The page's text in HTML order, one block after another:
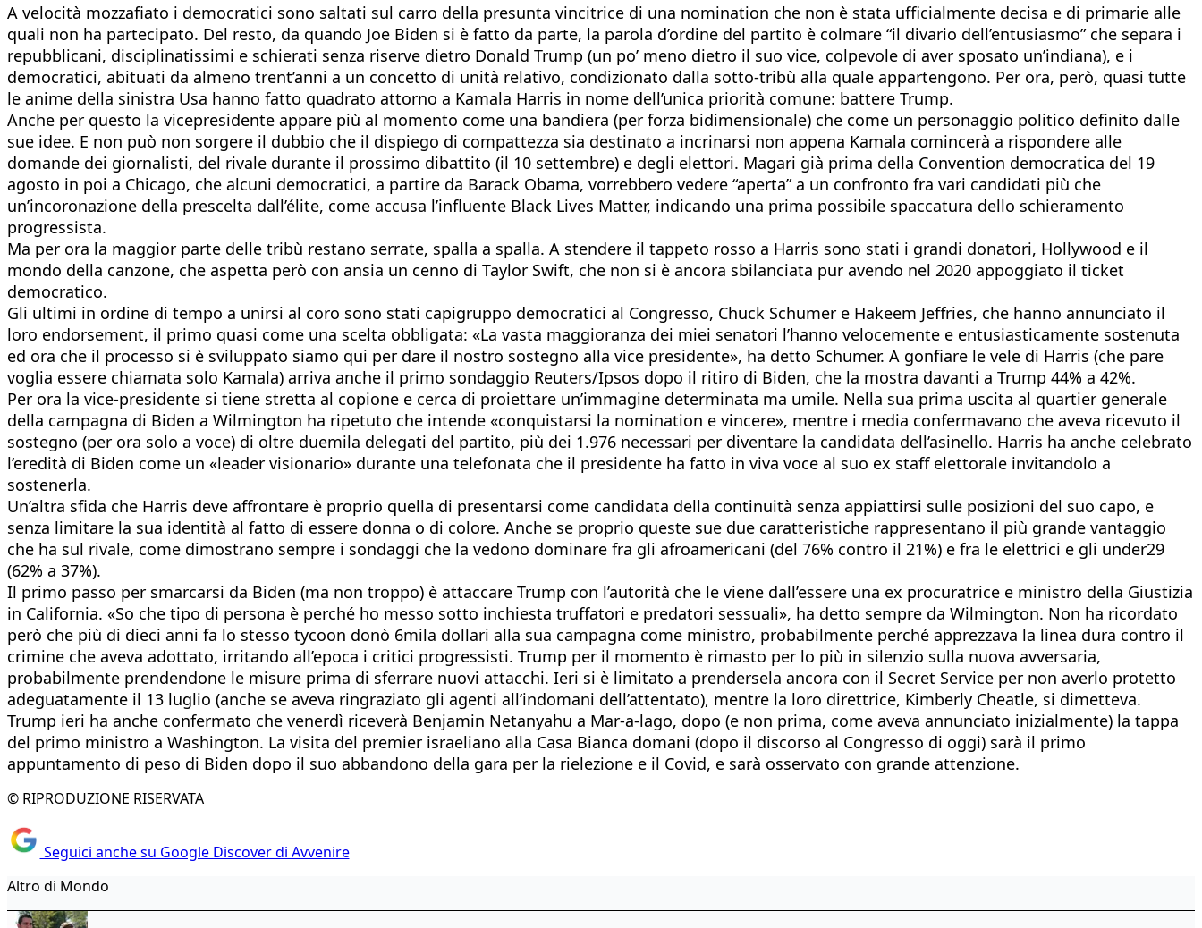
A velocità mozzafiato i democratici sono saltati sul carro della presunta vincitrice di una nomination che non è stata ufficialmente decisa e di primarie alle
quali non ha partecipato. Del resto, da quando Joe Biden si è fatto da parte, la parola d’ordine del partito è colmare “il divario dell’entusiasmo” che separa i
repubblicani, disciplinatissimi e schierati senza riserve dietro Donald Trump (un po’ meno dietro il suo vice, colpevole di aver sposato un’indiana), e i
democratici, abituati da almeno trent’anni a un concetto di unità relativo, condizionato dalla sotto-tribù alla quale appartengono. Per ora, però, quasi tutte
le anime della sinistra Usa hanno fatto quadrato attorno a Kamala Harris in nome dell’unica priorità comune: battere Trump.
Anche per questo la vicepresidente appare più al momento come una bandiera (per forza bidimensionale) che come un personaggio politico definito dalle
sue idee. E non può non sorgere il dubbio che il dispiego di compattezza sia destinato a incrinarsi non appena Kamala comincerà a rispondere alle
domande dei giornalisti, del rivale durante il prossimo dibattito (il 10 settembre) e degli elettori. Magari già prima della Convention democratica del 19
agosto in poi a Chicago, che alcuni democratici, a partire da Barack Obama, vorrebbero vedere “aperta” a un confronto fra vari candidati più che
un’incoronazione della prescelta dall’élite, come accusa l’influente Black Lives Matter, indicando una prima possibile spaccatura dello schieramento
progressista.
Ma per ora la maggior parte delle tribù restano serrate, spalla a spalla. A stendere il tappeto rosso a Harris sono stati i grandi donatori, Hollywood e il
mondo della canzone, che aspetta però con ansia un cenno di Taylor Swift, che non si è ancora sbilanciata pur avendo nel 2020 appoggiato il ticket
democratico.
Gli ultimi in ordine di tempo a unirsi al coro sono stati capigruppo democratici al Congresso, Chuck Schumer e Hakeem Jeffries, che hanno annunciato il
loro endorsement, il primo quasi come una scelta obbligata: «La vasta maggioranza dei miei senatori l’hanno velocemente e entusiasticamente sostenuta
ed ora che il processo si è sviluppato siamo qui per dare il nostro sostegno alla vice presidente», ha detto Schumer. A gonfiare le vele di Harris (che pare
voglia essere chiamata solo Kamala) arriva anche il primo sondaggio Reuters/Ipsos dopo il ritiro di Biden, che la mostra davanti a Trump 44% a 42%.
Per ora la vice-presidente si tiene stretta al copione e cerca di proiettare un’immagine determinata ma umile. Nella sua prima uscita al quartier generale
della campagna di Biden a Wilmington ha ripetuto che intende «conquistarsi la nomination e vincere», mentre i media confermavano che aveva ricevuto il
sostegno (per ora solo a voce) di oltre duemila delegati del partito, più dei 1.976 necessari per diventare la candidata dell’asinello. Harris ha anche celebrato
l’eredità di Biden come un «leader visionario» durante una telefonata che il presidente ha fatto in viva voce al suo ex staff elettorale invitandolo a
sostenerla.
Un’altra sfida che Harris deve affrontare è proprio quella di presentarsi come candidata della continuità senza appiattirsi sulle posizioni del suo capo, e
senza limitare la sua identità al fatto di essere donna o di colore. Anche se proprio queste sue due caratteristiche rappresentano il più grande vantaggio
che ha sul rivale, come dimostrano sempre i sondaggi che la vedono dominare fra gli afroamericani (del 76% contro il 21%) e fra le elettrici e gli under29
(62% a 37%).
Il primo passo per smarcarsi da Biden (ma non troppo) è attaccare Trump con l’autorità che le viene dall’essere una ex procuratrice e ministro della Giustizia
in California. «So che tipo di persona è perché ho messo sotto inchiesta truffatori e predatori sessuali», ha detto sempre da Wilmington. Non ha ricordato
però che più di dieci anni fa lo stesso tycoon donò 6mila dollari alla sua campagna come ministro, probabilmente perché apprezzava la linea dura contro il
crimine che aveva adottato, irritando all’epoca i critici progressisti. Trump per il momento è rimasto per lo più in silenzio sulla nuova avversaria,
probabilmente prendendone le misure prima di sferrare nuovi attacchi. Ieri si è limitato a prendersela ancora con il Secret Service per non averlo protetto
adeguatamente il 13 luglio (anche se aveva ringraziato gli agenti all’indomani dell’attentato), mentre la loro direttrice, Kimberly Cheatle, si dimetteva.
Trump ieri ha anche confermato che venerdì riceverà Benjamin Netanyahu a Mar-a-lago, dopo (e non prima, come aveva annunciato inizialmente) la tappa
del primo ministro a Washington. La visita del premier israeliano alla Casa Bianca domani (dopo il discorso al Congresso di oggi) sarà il primo
appuntamento di peso di Biden dopo il suo abbandono della gara per la rielezione e il Covid, e sarà osservato con grande attenzione.
© RIPRODUZIONE RISERVATA
Seguici anche su Google Discover di Avvenire
Altro di Mondo